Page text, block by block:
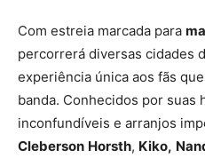
Com estreia marcada para
percorrerá diversas cidades
experiência única aos fãs
banda. Conhecidos por suas
inconfundíveis e arranjos
Cleberson Horsth, Kiko,